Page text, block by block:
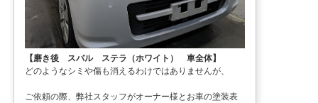
【磨き後 スバル ステラ（ホワイト） 車全体】
どのようなシミや傷も消えるわけではありませんが、
ご依頼の際、弊社スタッフがオーナー様とお車の塗装表